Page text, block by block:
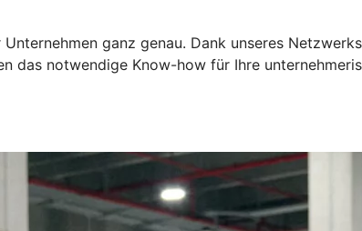
ganz genau. Dank unseres
das notwendige Know-how für Ihre